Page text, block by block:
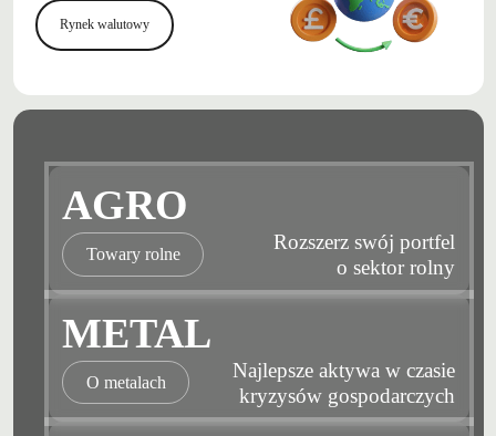
Rynek walutowy
AGRO
Towary rolne
Rozszerz swój portfel
o sektor rolny
METAL
O metalach
Najlepsze aktywa w czasie
kryzysów gospodarczych